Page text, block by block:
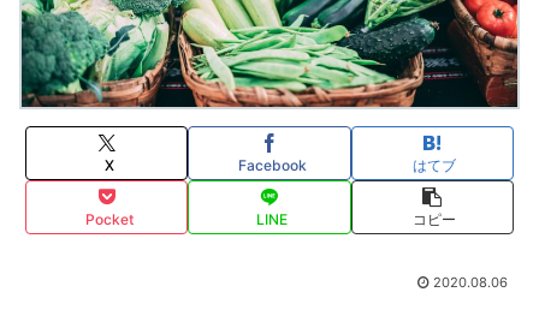
X Facebook はてブ
Pocket LINE コピー
2020.08.06